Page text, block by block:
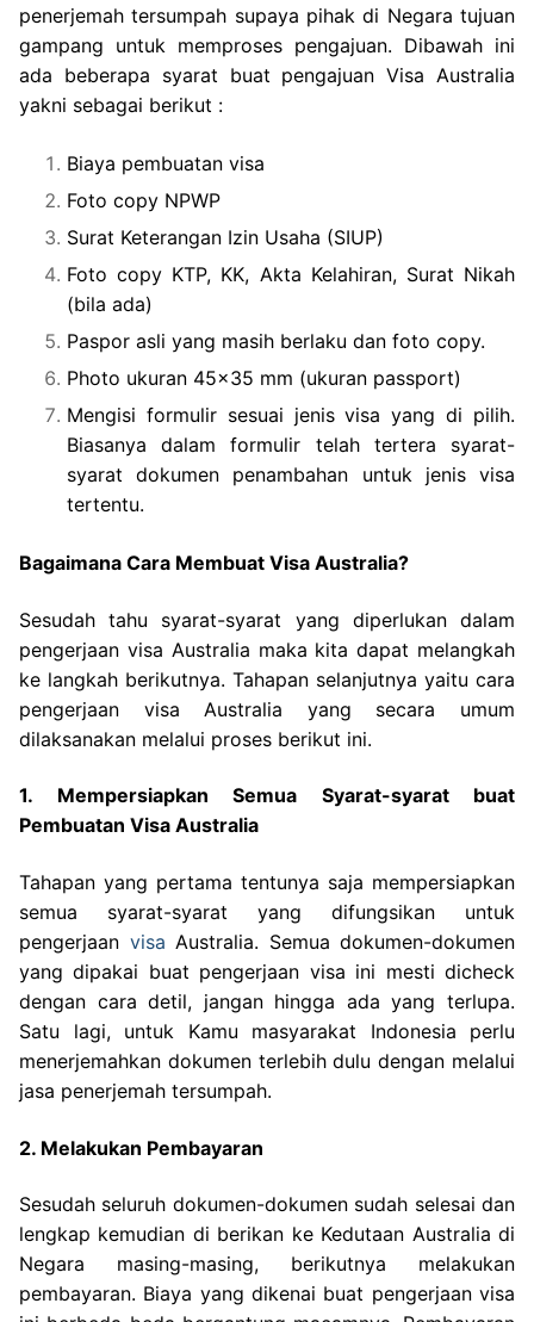
penerjemah tersumpah supaya pihak di Negara tujuan
gampang untuk memproses pengajuan. Dibawah ini
ada beberapa syarat buat pengajuan Visa Australia
yakni sebagai berikut :
Biaya pembuatan visa
Foto copy NPWP
Surat Keterangan Izin Usaha (SIUP)
Foto copy KTP, KK, Akta Kelahiran, Surat Nikah
(bila ada)
Paspor asli yang masih berlaku dan foto copy.
Photo ukuran 45×35 mm (ukuran passport)
Mengisi formulir sesuai jenis visa yang di pilih.
Biasanya dalam formulir telah tertera syarat-
syarat dokumen penambahan untuk jenis visa
tertentu.
Bagaimana Cara Membuat Visa Australia?
Sesudah tahu syarat-syarat yang diperlukan dalam
pengerjaan visa Australia maka kita dapat melangkah
ke langkah berikutnya. Tahapan selanjutnya yaitu cara
pengerjaan visa Australia yang secara umum
dilaksanakan melalui proses berikut ini.
1. Mempersiapkan Semua Syarat-syarat buat
Pembuatan Visa Australia
Tahapan yang pertama tentunya saja mempersiapkan
semua syarat-syarat yang difungsikan untuk
pengerjaan visa Australia. Semua dokumen-dokumen
yang dipakai buat pengerjaan visa ini mesti dicheck
dengan cara detil, jangan hingga ada yang terlupa.
Satu lagi, untuk Kamu masyarakat Indonesia perlu
menerjemahkan dokumen terlebih dulu dengan melalui
jasa penerjemah tersumpah.
2. Melakukan Pembayaran
Sesudah seluruh dokumen-dokumen sudah selesai dan
lengkap kemudian di berikan ke Kedutaan Australia di
Negara masing-masing, berikutnya melakukan
pembayaran. Biaya yang dikenai buat pengerjaan visa